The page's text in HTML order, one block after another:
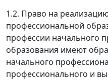
1.2. Право на
профессиональной
профессии начального
образования имеют
начального
профессионального и